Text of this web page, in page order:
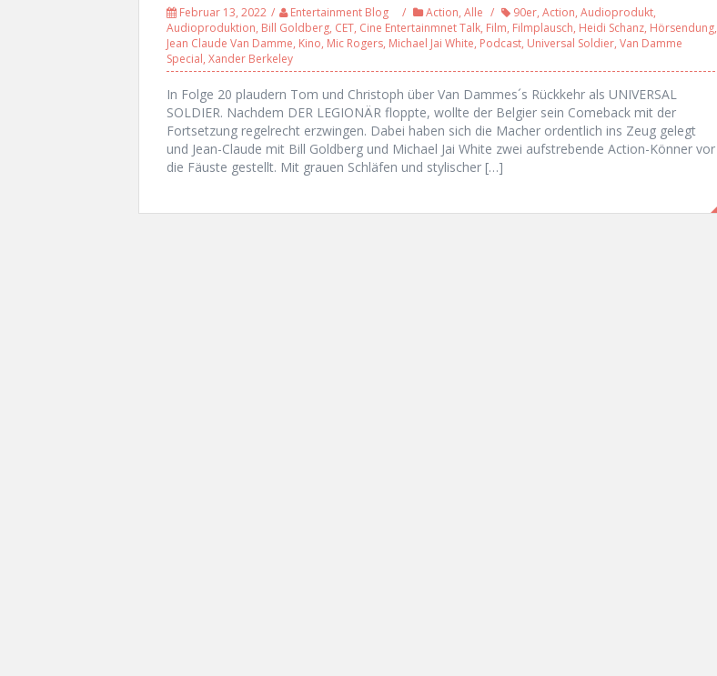
Februar 13, 2022 Entertainment Blog Action, Alle 90er, Action, Audioprodukt,
Audioproduktion, Bill Goldberg, CET, Cine Entertainmnet Talk, Film, Filmplausch, Heidi Schanz, Hörsendung,
Jean Claude Van Damme, Kino, Mic Rogers, Michael Jai White, Podcast, Universal Soldier, Van Damme
Special, Xander Berkeley
In Folge 20 plaudern Tom und Christoph über Van Dammes´s Rückkehr als UNIVERSAL
SOLDIER. Nachdem DER LEGIONÄR floppte, wollte der Belgier sein Comeback mit der
Fortsetzung regelrecht erzwingen. Dabei haben sich die Macher ordentlich ins Zeug gelegt
und Jean-Claude mit Bill Goldberg und Michael Jai White zwei aufstrebende Action-Könner vor
die Fäuste gestellt. Mit grauen Schläfen und stylischer […]